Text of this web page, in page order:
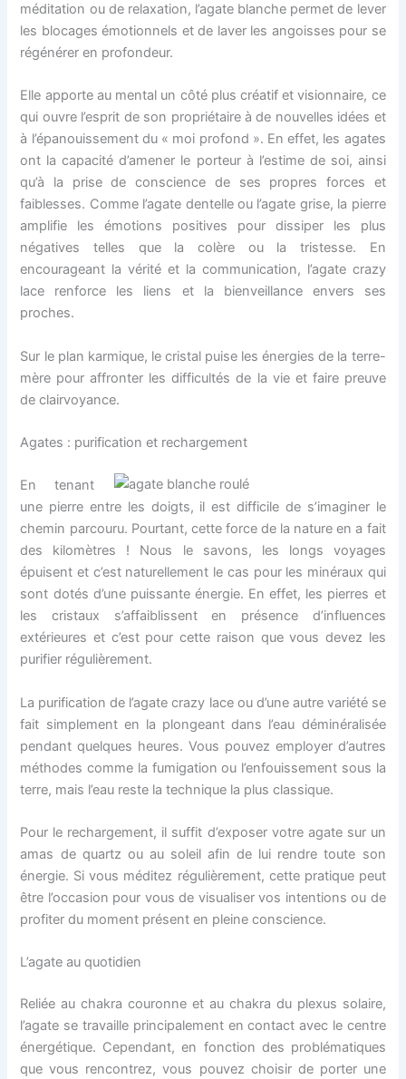
méditation ou de relaxation, l’agate blanche permet de lever
les blocages émotionnels et de laver les angoisses pour se
régénérer en profondeur.
Elle apporte au mental un côté plus créatif et visionnaire, ce
qui ouvre l’esprit de son propriétaire à de nouvelles idées et
à l’épanouissement du « moi profond ». En effet, les agates
ont la capacité d’amener le porteur à l’estime de soi, ainsi
qu’à la prise de conscience de ses propres forces et
faiblesses. Comme l’agate dentelle ou l’agate grise, la pierre
amplifie les émotions positives pour dissiper les plus
négatives telles que la colère ou la tristesse. En
encourageant la vérité et la communication, l’agate crazy
lace renforce les liens et la bienveillance envers ses
proches.
Sur le plan karmique, le cristal puise les énergies de la terre-
mère pour affronter les difficultés de la vie et faire preuve
de clairvoyance.
Agates : purification et rechargement
En tenant
une pierre entre les doigts, il est difficile de s’imaginer le
chemin parcouru. Pourtant, cette force de la nature en a fait
des kilomètres ! Nous le savons, les longs voyages
épuisent et c’est naturellement le cas pour les minéraux qui
sont dotés d’une puissante énergie. En effet, les pierres et
les cristaux s’affaiblissent en présence d’influences
extérieures et c’est pour cette raison que vous devez les
purifier régulièrement.
La purification de l’agate crazy lace ou d’une autre variété se
fait simplement en la plongeant dans l’eau déminéralisée
pendant quelques heures. Vous pouvez employer d’autres
méthodes comme la fumigation ou l’enfouissement sous la
terre, mais l’eau reste la technique la plus classique.
Pour le rechargement, il suffit d’exposer votre agate sur un
amas de quartz ou au soleil afin de lui rendre toute son
énergie. Si vous méditez régulièrement, cette pratique peut
être l’occasion pour vous de visualiser vos intentions ou de
profiter du moment présent en pleine conscience.
L’agate au quotidien
Reliée au chakra couronne et au chakra du plexus solaire,
l’agate se travaille principalement en contact avec le centre
énergétique. Cependant, en fonction des problématiques
que vous rencontrez, vous pouvez choisir de porter une